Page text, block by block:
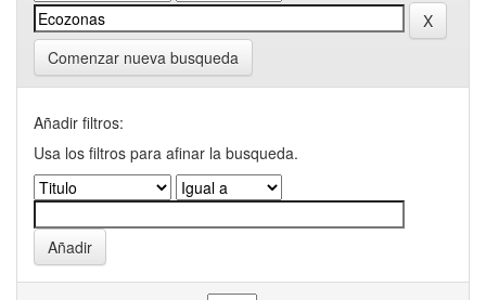
Comenzar nueva busqueda
Añadir filtros:
Usa los filtros para afinar la busqueda.